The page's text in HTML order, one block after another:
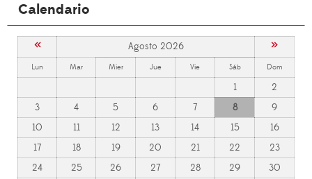
Calendario
« Agosto 2026 »
Lun Mar Mier Jue Vie Sáb Dom
1
2
3
4 5 6 7 8
9
10
11 12 13 14 15
16
17
18 19 20 21 22
23
24
25 26 27 28 29
30